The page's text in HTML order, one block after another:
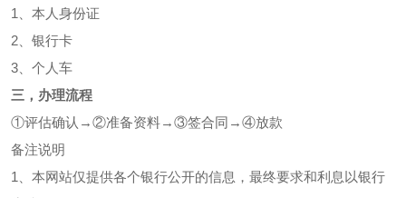
1、本人身份证
2、银行卡
3、个人车
三，办理流程
①评估确认→②准备资料→③签合同→④放款
备注说明
1、本网站仅提供各个银行公开的信息，最终要求和利息以银行